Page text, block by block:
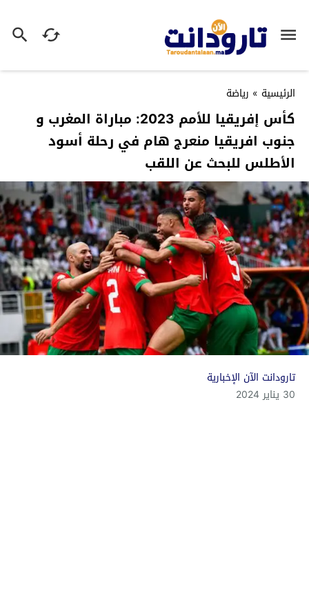
الرئيسية » رياضة
كأس إفريقيا للأمم 2023: مباراة المغرب و
جنوب افريقيا منعرج هام في رحلة أسود
الأطلس للبحث عن اللقب
تارودانت الآن الإخبارية
30 يناير 2024